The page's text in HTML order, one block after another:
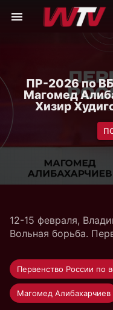
ПР-2026 по
Магомед
Хизир
12-15 февраля,
Вольная борьба.
Магомед Алибахарчиев